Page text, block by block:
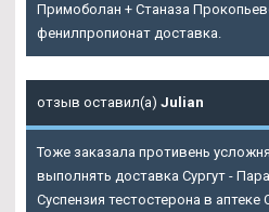
Примоболан + Станаза
фенилпропионат доставка.
отзыв оставил(а) Julian
Тоже заказала противень
выполнять доставка Сургут -
Суспензия тестостерона в